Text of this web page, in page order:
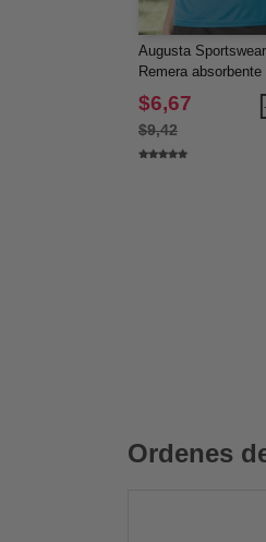
Augusta
Remera absorbente
mujer
$6,67
$9,42
Ordenes